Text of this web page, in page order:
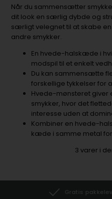
Når du sammensætter
dit look en særlig dybde og
særligt velegnet til at skabe
andre smykker.
En hvede-halskæde i
modspil til et enkelt
Du kan sammensætte
forskellige tykkelser for
Hvede-mønsteret giver
smykker, hvor det
interesse uden at
Kombiner en hvede-
kæde i samme metal
3 varer i
Gratis